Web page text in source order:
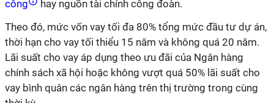
công
hay nguồn tài chính công đoàn.
Theo đó, mức vốn vay tối đa 80% tổng mức đầu tư dự án,
thời hạn cho vay tối thiểu 15 năm và không quá 20 năm.
Lãi suất cho vay áp dụng theo ưu đãi của Ngân hàng
chính sách xã hội hoặc không vượt quá 50% lãi suất cho
vay bình quân các ngân hàng trên thị trường trong cùng